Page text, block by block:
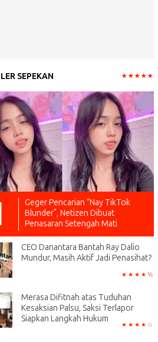
SEPEKAN
Geger Pencarian “Nay TikTok
Blunder”, Netizen Dibuat
Penasaran Setengah Mati
CEO Danantara Bantah Ray Dalio
Mundur, Masih Aktif Jadi Penasihat?
Merasa Difitnah atas Tuduhan
Kesaksian Palsu, Saksi Terlapor
Siapkan Langkah Hukum